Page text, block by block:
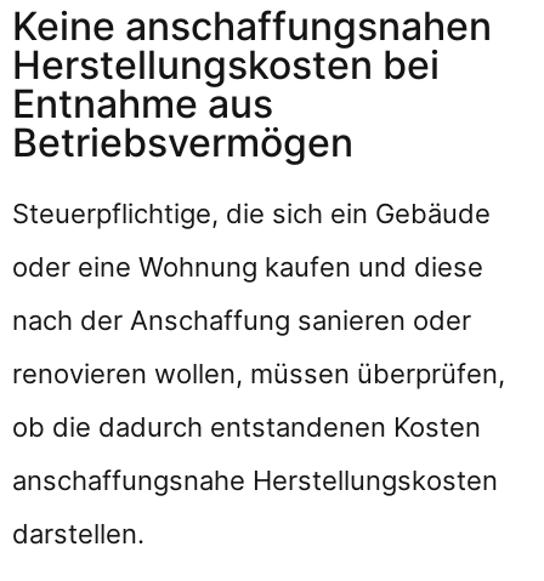
Keine anschaffungsnahen
Herstellungskosten bei
Entnahme aus
Betriebsvermögen
Steuerpflichtige, die sich ein Gebäude
oder eine Wohnung kaufen und diese
nach der Anschaffung sanieren oder
renovieren wollen, müssen überprüfen,
ob die dadurch entstandenen Kosten
anschaffungsnahe Herstellungskosten
darstellen.